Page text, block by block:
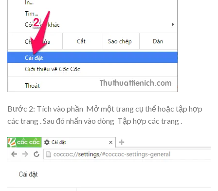
Bước 2: Tích vào phần Mở một trang cụ thể hoặc tập hợp
các trang . Sau đó nhấn vào dòng Tập hợp các trang .